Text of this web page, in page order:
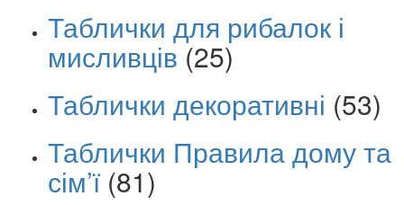
Таблички для рибалок і
мисливців (25)
Таблички декоративні (53)
Таблички Правила дому та
сім’ї (81)